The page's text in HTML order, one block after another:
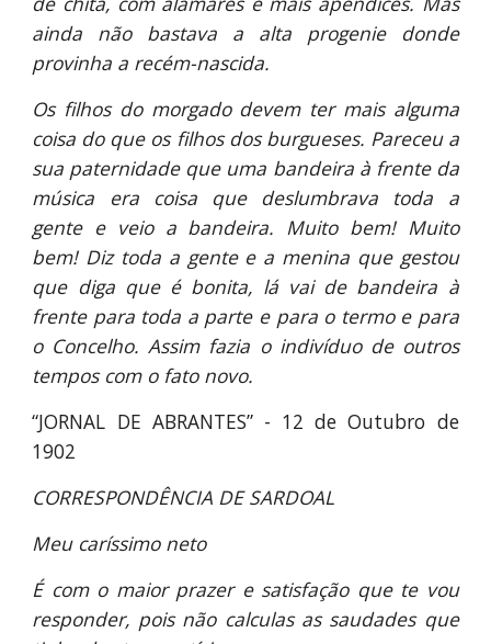
ainda não bastava a alta progenie donde
provinha a recém-nascida.
Os filhos do morgado devem ter mais alguma
coisa do que os filhos dos burgueses. Pareceu a
sua paternidade que uma bandeira à frente da
música era coisa que deslumbrava toda a
gente e veio a bandeira. Muito bem! Muito
bem! Diz toda a gente e a menina que gestou
que diga que é bonita, lá vai de bandeira à
frente para toda a parte e para o termo e para
o Concelho. Assim fazia o indivíduo de outros
tempos com o fato novo.
“JORNAL DE ABRANTES” - 12 de Outubro de
1902
CORRESPONDÊNCIA DE SARDOAL
Meu caríssimo neto
É com o maior prazer e satisfação que te vou
responder, pois não calculas as saudades que